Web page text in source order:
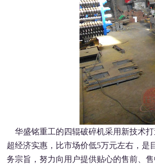
华盛铭重工的四辊破碎机采用新技术
超经济实惠，比市场价低5万元左右，
务宗旨，努力向用户提供贴心的售前、